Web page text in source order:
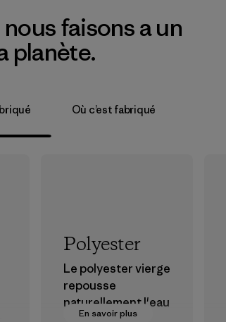
faisons a un
planète.
Où c’est fabriqué
En savoir plus
Polyester
Le polyester vierge
repousse
naturellement l'eau